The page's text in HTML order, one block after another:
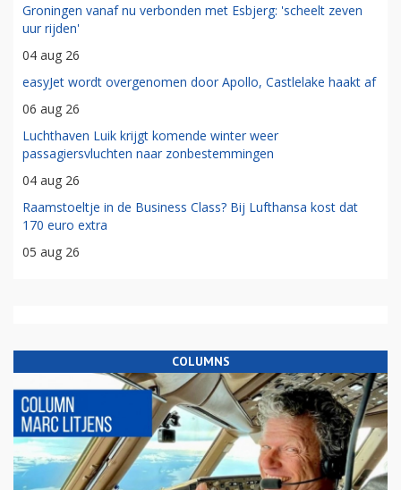
Groningen vanaf nu verbonden met Esbjerg: 'scheelt zeven
uur rijden'
04 aug 26
easyJet wordt overgenomen door Apollo, Castlelake haakt af
06 aug 26
Luchthaven Luik krijgt komende winter weer
passagiersvluchten naar zonbestemmingen
04 aug 26
Raamstoeltje in de Business Class? Bij Lufthansa kost dat
170 euro extra
05 aug 26
COLUMNS